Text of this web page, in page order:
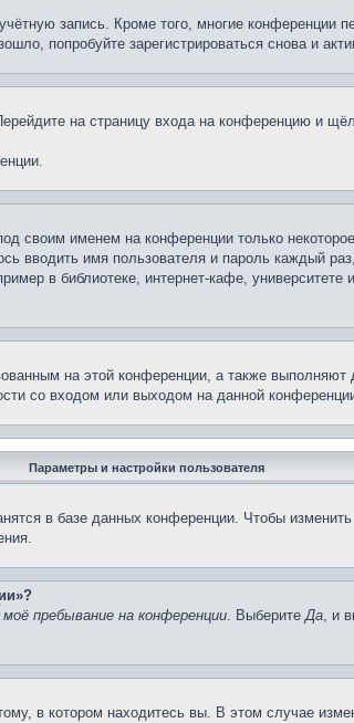
запись. Кроме того, многие конференции
попробуйте зарегистрироваться снова и
на страницу входа на конференцию и
своим именем на конференции только
вводить имя пользователя и пароль каждый
в библиотеке, интернет-кафе, университете
на этой конференции, а также
со входом или выходом на данной
Параметры и настройки пользователя
в базе данных конференции. Чтобы
пребывание на конференции. ВыберитеДа, и
в котором находитесь вы. В этом случае